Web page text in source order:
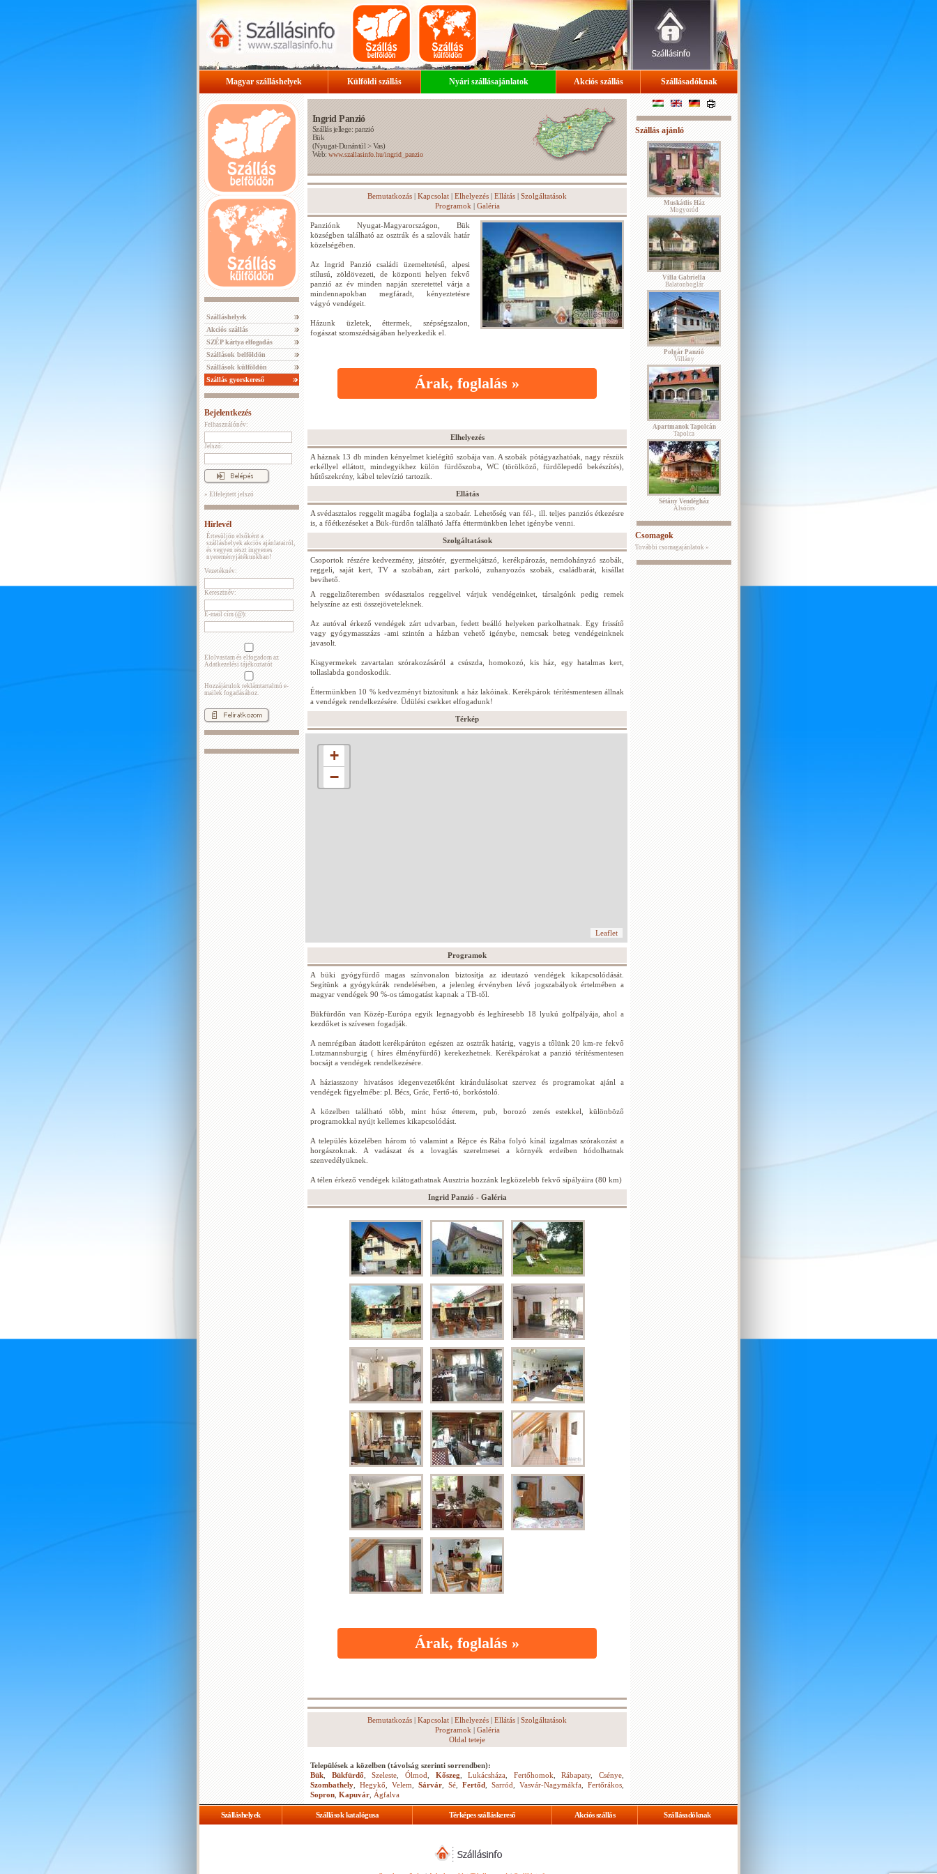
Magyar szálláshelyek Külföldi szállás Nyári szállásajánlatok Akciós szállás Szállásadóknak
Szálláshelyek
Akciós szállás
SZÉP kártya elfogadás
Szállások belföldön
Szállások külföldön
Szállás gyorskereső
Bejelentkezés
Felhasználónév:
Jelszó:
» Elfelejtett jelszó
Hírlevél
Értesüljön elsőként a
szálláshelyek akciós ajánlatairól,
és vegyen részt ingyenes
nyereményjátékunkban!
Vezetéknév:
Keresztnév:
E-mail cím (@):
Elolvastam és elfogadom az
Adatkezelési tájékoztatót
Hozzájárulok reklámtartalmú e-
mailek fogadásához.
Ingrid Panzió
Szállás jellege: panzió
Bük
(Nyugat-Dunántúl >Vas)
Web:www.szallasinfo.hu/ingrid_panzio
Bemutatkozás | Kapcsolat | Elhelyezés | Ellátás | Szolgáltatások
Programok | Galéria
Panziónk Nyugat-Magyarországon, Bük
községben található az osztrák és a szlovák határ
közelségében.
Az Ingrid Panzió családi üzemeltetésű, alpesi
stílusú, zöldövezeti, de központi helyen fekvő
panzió az év minden napján szeretettel várja a
mindennapokban megfáradt, kényeztetésre
vágyó vendégeit.
Házunk üzletek, éttermek, szépségszalon,
fogászat szomszédságában helyezkedik el.
Árak, foglalás »
Elhelyezés
A háznak 13 db minden kényelmet kielégítő szobája van. A szobák pótágyazhatóak, nagy részük
erkéllyel ellátott, mindegyikhez külön fürdőszoba, WC (törölköző, fürdőlepedő bekészítés),
hűtőszekrény, kábel televízió tartozik.
Ellátás
A svédasztalos reggelit magába foglalja a szobaár. Lehetőség van fél-, ill. teljes panziós étkezésre
is, a főétkezéseket a Bük-fürdőn található Jaffa éttermünkben lehet igénybe venni.
Szolgáltatások
Csoportok részére kedvezmény, játszótér, gyermekjátszó, kerékpározás, nemdohányzó szobák,
reggeli, saját kert, TV a szobában, zárt parkoló, zuhanyozós szobák, családbarát, kisállat
bevihető.
A reggelizőteremben svédasztalos reggelivel várjuk vendégeinket, társalgónk pedig remek
helyszíne az esti összejöveteleknek.
Az autóval érkező vendégek zárt udvarban, fedett beálló helyeken parkolhatnak. Egy frissítő
vagy gyógymasszázs -ami szintén a házban vehető igénybe, nemcsak beteg vendégeinknek
javasolt.
Kisgyermekek zavartalan szórakozásáról a csúszda, homokozó, kis ház, egy hatalmas kert,
tollaslabda gondoskodik.
Éttermünkben 10 % kedvezményt biztosítunk a ház lakóinak. Kerékpárok térítésmentesen állnak
a vendégek rendelkezésére. Üdülési csekket elfogadunk!
Térkép
+
−
Leaflet
Programok
A büki gyógyfürdő magas színvonalon biztosítja az ideutazó vendégek kikapcsolódását.
Segítünk a gyógykúrák rendelésében, a jelenleg érvényben lévő jogszabályok értelmében a
magyar vendégek 90 %-os támogatást kapnak a TB-től.
Bükfürdőn van Közép-Európa egyik legnagyobb és leghíresebb 18 lyukú golfpályája, ahol a
kezdőket is szívesen fogadják.
A nemrégiban átadott kerékpárúton egészen az osztrák határig, vagyis a tőlünk 20 km-re fekvő
Lutzmannsburgig ( híres élményfürdő) kerekezhetnek. Kerékpárokat a panzió térítésmentesen
bocsájt a vendégek rendelkezésére.
A háziasszony hivatásos idegenvezetőként kirándulásokat szervez és programokat ajánl a
vendégek figyelmébe: pl. Bécs, Grác, Fertő-tó, borkóstoló.
A közelben található több, mint húsz étterem, pub, borozó zenés estekkel, különböző
programokkal nyújt kellemes kikapcsolódást.
A település közelében három tó valamint a Répce és Rába folyó kínál izgalmas szórakozást a
horgászoknak. A vadászat és a lovaglás szerelmesei a környék erdeiben hódolhatnak
szenvedélyüknek.
A télen érkező vendégek kilátogathatnak Ausztria hozzánk legközelebb fekvő sípályáira (80 km)
Ingrid Panzió - Galéria
Árak, foglalás »
Bemutatkozás | Kapcsolat | Elhelyezés | Ellátás | Szolgáltatások
Programok | Galéria
Oldal teteje
Települések a közelben (távolság szerinti sorrendben):
Bük
Bükfürdő ,Szeleste Ólmod Kőszeg ,Lukácsháza Fertőhomok ,Rábapaty, Csénye
Szombathely
Hegykő Velem Sárvár Sé Fertőd Sarród Vasvár-Nagymákfa Fertőrákos
Sopron Kapuvár Ágfalva
Szállás ajánló
Muskátlis Ház
Mogyoród
Villa Gabriella
Balatonboglár
Polgár Panzió
Villány
Apartmanok Tapolcán
Tapolca
Sétány Vendégház
Alsóörs
Csomagok
További csomagajánlatok »
Szálláshelyek Szállások katalógusa Térképes szálláskereső Akciós szállás Szállásadóknak